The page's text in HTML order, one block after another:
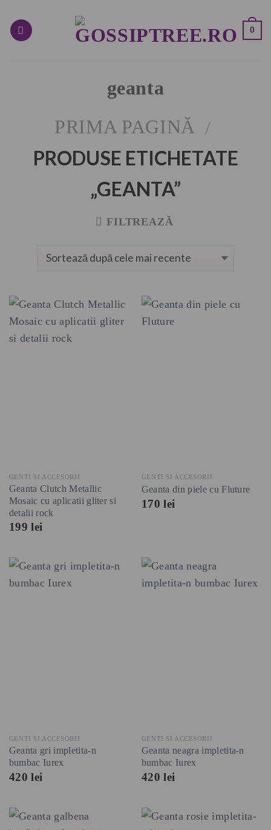
content
0
geanta
PRIMA PAGINĂ /
PRODUSE ETICHETATE
„GEANTA”
FILTREAZĂ
GENTI SI ACCESORII
Geanta Clutch Metallic
Mosaic cu aplicatii gliter si
detalii rock
199lei
GENTI SI ACCESORII
Geanta din piele cu Fluture
170lei
GENTI SI ACCESORII
Geanta gri impletita-n
bumbac Iurex
420lei
GENTI SI ACCESORII
Geanta neagra impletita-n
bumbac Iurex
420lei